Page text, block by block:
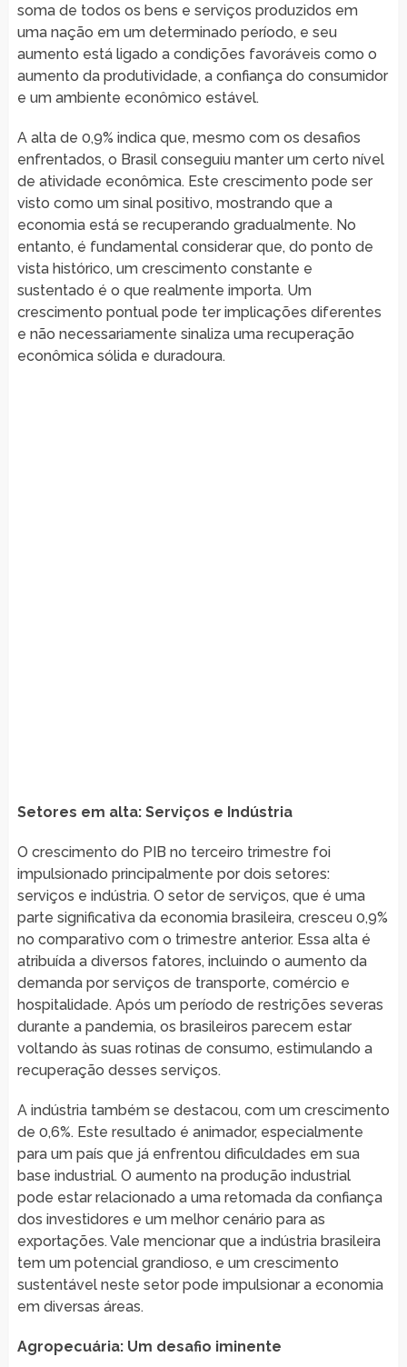
soma de todos os bens e serviços produzidos em
uma nação em um determinado período, e seu
aumento está ligado a condições favoráveis como o
aumento da produtividade, a confiança do consumidor
e um ambiente econômico estável.
A alta de 0,9% indica que, mesmo com os desafios
enfrentados, o Brasil conseguiu manter um certo nível
de atividade econômica. Este crescimento pode ser
visto como um sinal positivo, mostrando que a
economia está se recuperando gradualmente. No
entanto, é fundamental considerar que, do ponto de
vista histórico, um crescimento constante e
sustentado é o que realmente importa. Um
crescimento pontual pode ter implicações diferentes
e não necessariamente sinaliza uma recuperação
econômica sólida e duradoura.
Setores em alta: Serviços e Indústria
O crescimento do PIB no terceiro trimestre foi
impulsionado principalmente por dois setores:
serviços e indústria. O setor de serviços, que é uma
parte significativa da economia brasileira, cresceu 0,9%
no comparativo com o trimestre anterior. Essa alta é
atribuída a diversos fatores, incluindo o aumento da
demanda por serviços de transporte, comércio e
hospitalidade. Após um período de restrições severas
durante a pandemia, os brasileiros parecem estar
voltando às suas rotinas de consumo, estimulando a
recuperação desses serviços.
A indústria também se destacou, com um crescimento
de 0,6%. Este resultado é animador, especialmente
para um país que já enfrentou dificuldades em sua
base industrial. O aumento na produção industrial
pode estar relacionado a uma retomada da confiança
dos investidores e um melhor cenário para as
exportações. Vale mencionar que a indústria brasileira
tem um potencial grandioso, e um crescimento
sustentável neste setor pode impulsionar a economia
em diversas áreas.
Agropecuária: Um desafio iminente